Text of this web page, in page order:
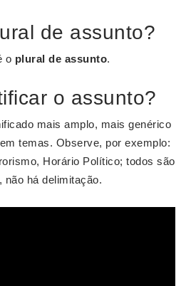
de assunto?
o plural de assunto.
o assunto?
mais amplo, mais genérico
temas. Observe, por exemplo:
Horário Político; todos são
, não há delimitação.